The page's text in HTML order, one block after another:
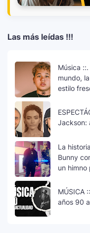
Las más leídas !!!
Música
mundo,
estilo
Jackson:
La
Bunny
un himno
MÚSICA
años 90